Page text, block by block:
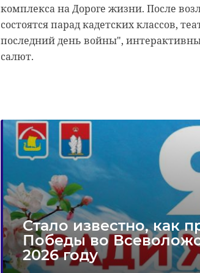
комплекса на Дороге жизни. После
состоятся парад кадетских классов,
последний день войны",
салют.
Стало известно, как
Победы во
2026 году